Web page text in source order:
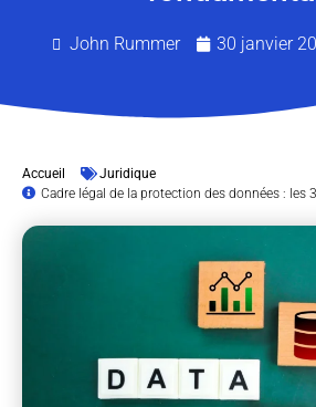
John Rummer 30 janvier
Accueil
Juridique
Cadre légal de la protection des données : les